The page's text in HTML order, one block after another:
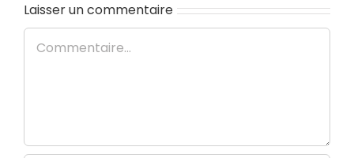
Laisser un commentaire
Commentaire